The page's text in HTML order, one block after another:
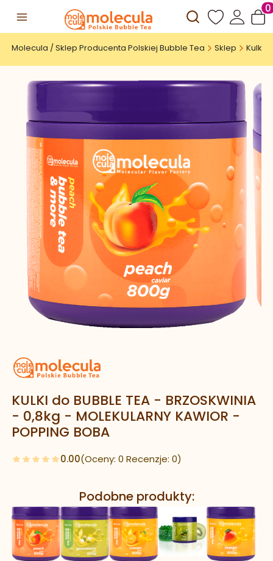
Otwórz
Molecula / Sklep Producenta Polskiej Bubble Tea Sklep Kulki
KULKI do BUBBLE TEA - BRZOSKWINIA
- 0,8kg - MOLEKULARNY KAWIOR -
POPPING BOBA
0.00(Oceny: 0 Recenzje: 0)
Podobne produkty: